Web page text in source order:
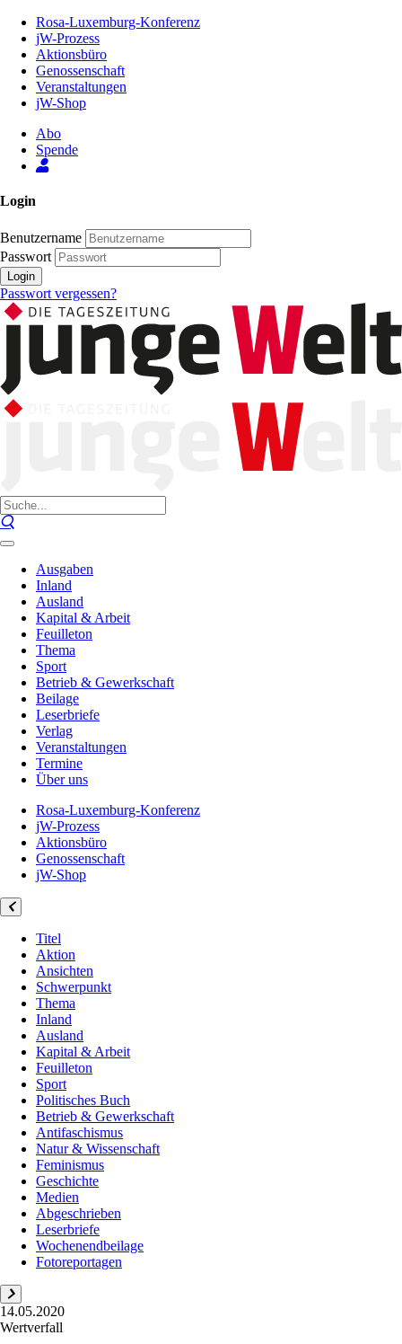
Inhalt
Seite
Rosa-Luxemburg-Konferenz
jW-Prozess
Aktionsbüro
Genossenschaft
Veranstaltungen
jW-Shop
Abo
Spende
Login
Benutzername
Passwort
Login
Passwort vergessen?
Ausgaben
Inland
Ausland
Kapital & Arbeit
Feuilleton
Thema
Sport
Betrieb & Gewerkschaft
Beilage
Leserbriefe
Verlag
Veranstaltungen
Termine
Über uns
Rosa-Luxemburg-Konferenz
jW-Prozess
Aktionsbüro
Genossenschaft
jW-Shop
Titel
Aktion
Ansichten
Schwerpunkt
Thema
Inland
Ausland
Kapital & Arbeit
Feuilleton
Sport
Politisches Buch
Betrieb & Gewerkschaft
Antifaschismus
Natur & Wissenschaft
Feminismus
Geschichte
Medien
Abgeschrieben
Leserbriefe
Wochenendbeilage
Fotoreportagen
14.05.2020
Wertverfall